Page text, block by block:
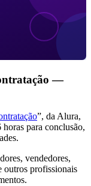
—
”, da Alura,
para conclusão,
vendedores,
outros profissionais